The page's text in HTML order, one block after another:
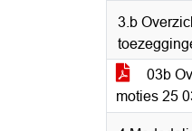
3.b
03b
moties 25